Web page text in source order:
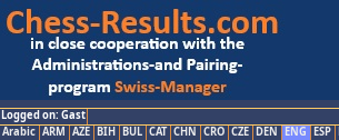
Logged on: Gast
Arabic ARM AZE BIH BUL CAT CHN CRO CZE DEN ENG ESP